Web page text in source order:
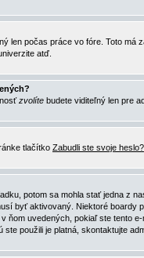
len počas práce vo fóre. Toto
atď.
zvolíte budete viditeľný len pre
tlačítko Zabudli ste svoje heslo?
potom sa mohla stať jedna z
byť aktivovaný. Niektoré
uvedených, pokiaľ ste
použili je platná, skontaktujte